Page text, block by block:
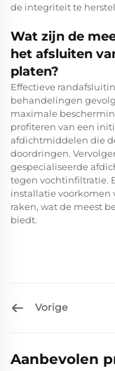
de integriteit te
Wat zijn de
het afsluiten
platen?
Effectieve
behandelingen
maximale
profiteren van een
afdichtmiddelen die
doordringen.
gespecialiseerde
tegen vochtinfiltratie.
installatie voorkomen
raken, wat de meest
biedt.
Vorige
Aanbevolen